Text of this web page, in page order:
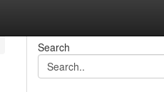
Search